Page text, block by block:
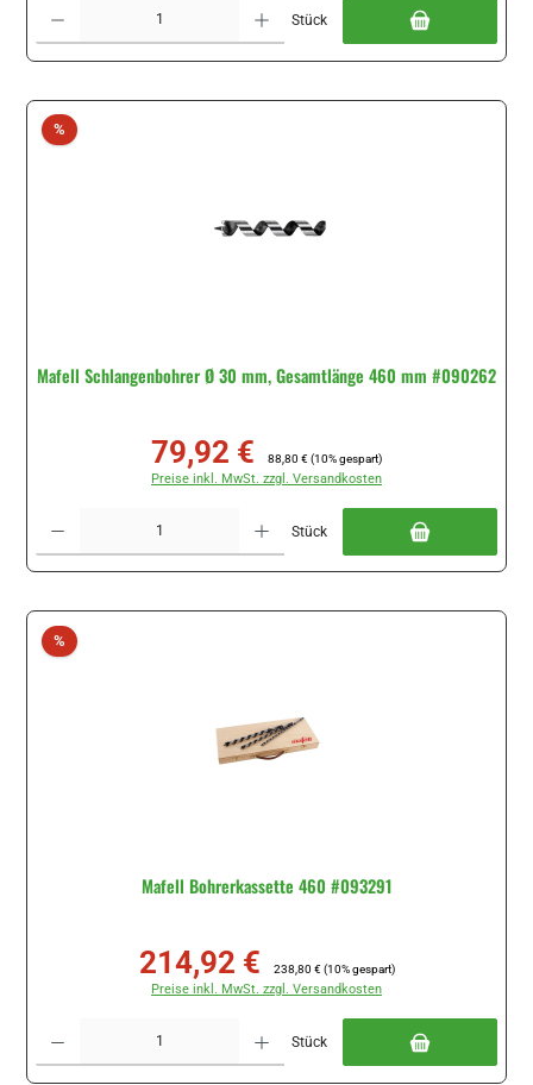
Stück
%Rabatt
Mafell Schlangenbohrer Ø 30 mm, Gesamtlänge 460 mm #090262
Verkaufspreis:
79,92 € 88,80 € (10% gespart)
Preise inkl. MwSt. zzgl. Versandkosten
Stück
%Rabatt
Mafell Bohrerkassette 460 #093291
Verkaufspreis:
214,92 € Regulärer Preis:
238,80 € (10% gespart)
Preise inkl. MwSt. zzgl. Versandkosten
Stück